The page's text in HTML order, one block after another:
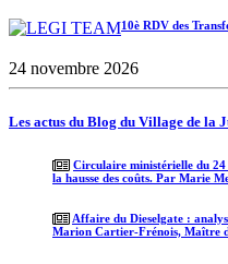
10è RDV des
24 novembre 2026
Les actus du Blog du Village de la
Circulaire ministérielle du
la hausse des coûts. Par Marie
Affaire du Dieselgate :
Marion Cartier-Frénois, Maître